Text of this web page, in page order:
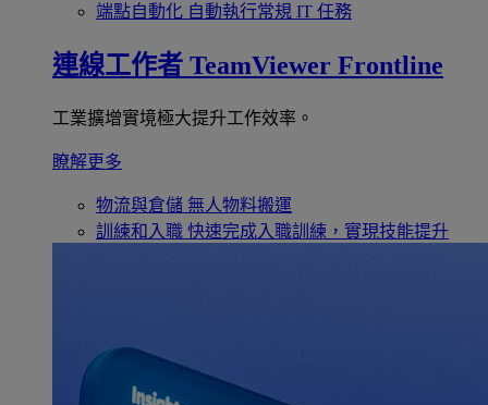
端點自動化 自動執行常規 IT 任務
連線工作者 TeamViewer Frontline
工業擴增實境極大提升工作效率。
瞭解更多
物流與倉儲 無人物料搬運
訓練和入職 快速完成入職訓練，實現技能提升